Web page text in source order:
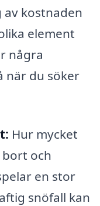
kostnaden
element
några
när du söker
Hur mycket
och
en stor
snöfall kan